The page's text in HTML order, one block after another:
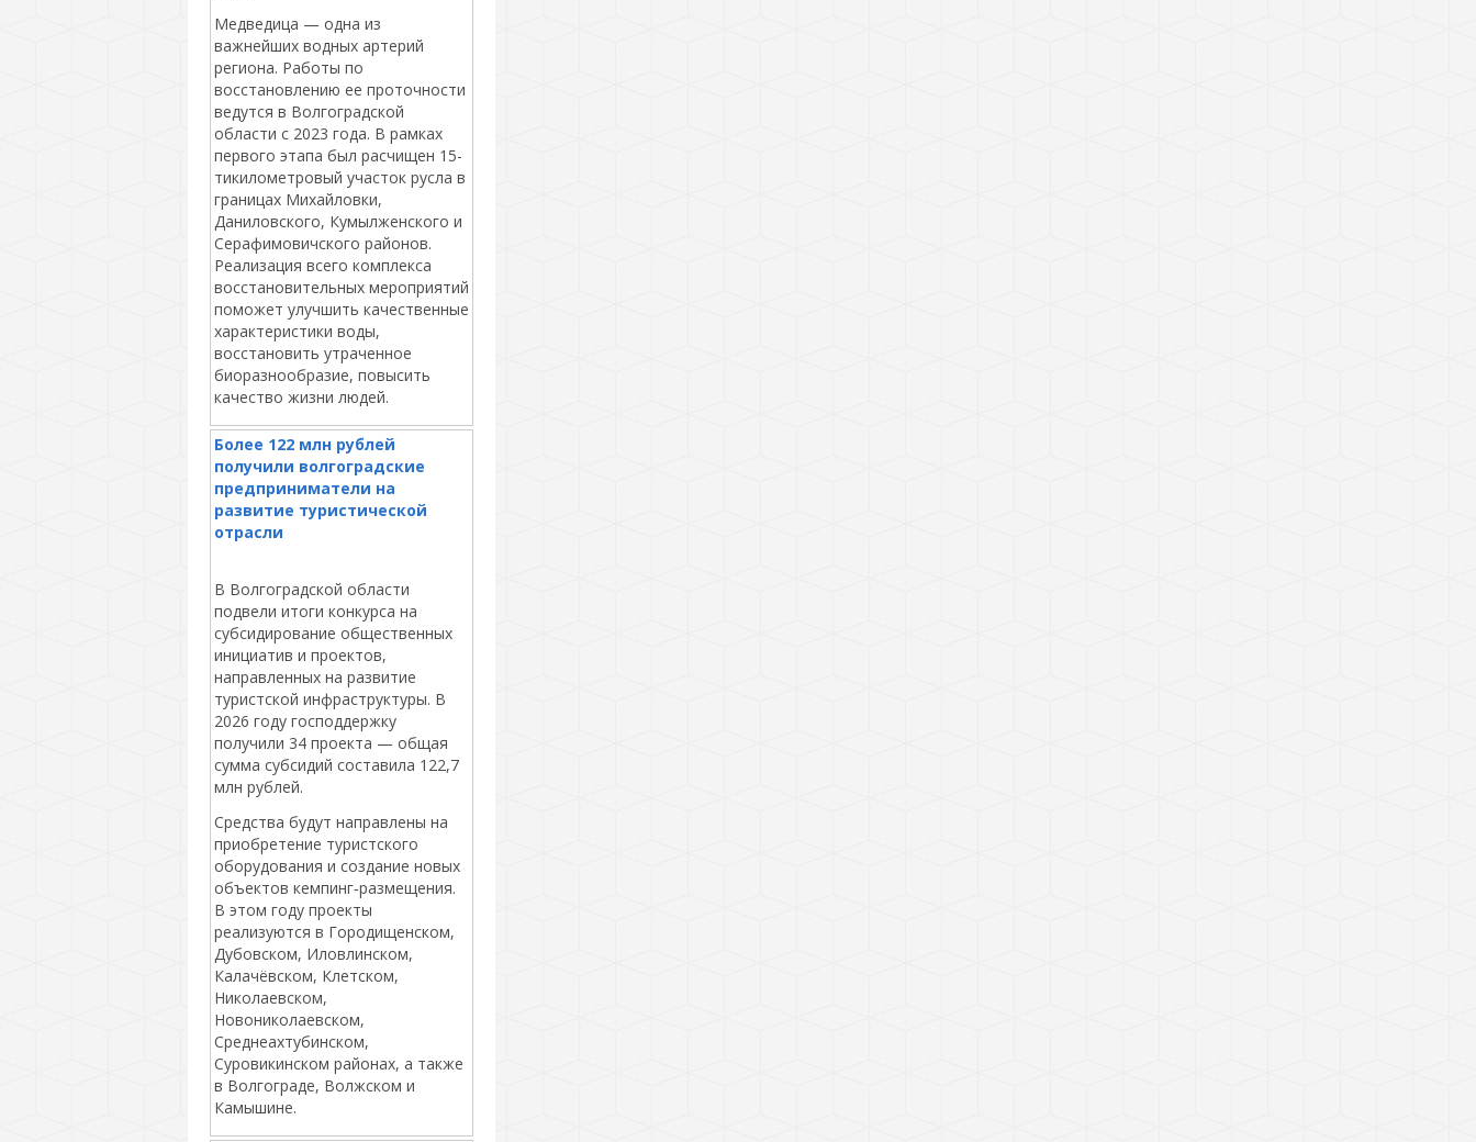
Медведица — одна из
важнейших водных артерий
региона. Работы по
восстановлению ее проточности
ведутся в Волгоградской
области с 2023 года. В рамках
первого этапа был расчищен 15-
тикилометровый участок русла в
границах Михайловки,
Даниловского, Кумылженского и
Серафимовичского районов.
Реализация всего комплекса
восстановительных мероприятий
поможет улучшить качественные
характеристики воды,
восстановить утраченное
биоразнообразие, повысить
качество жизни людей.
Более 122 млн рублей
получили волгоградские
предприниматели на
развитие туристической
отрасли
В Волгоградской области
подвели итоги конкурса на
субсидирование общественных
инициатив и проектов,
направленных на развитие
туристской инфраструктуры. В
2026 году господдержку
получили 34 проекта — общая
сумма субсидий составила 122,7
млн рублей.
Средства будут направлены на
приобретение туристского
оборудования и создание новых
объектов кемпинг‑размещения.
В этом году проекты
реализуются в Городищенском,
Дубовском, Иловлинском,
Калачёвском, Клетском,
Николаевском,
Новониколаевском,
Среднеахтубинском,
Суровикинском районах, а также
в Волгограде, Волжском и
Камышине.